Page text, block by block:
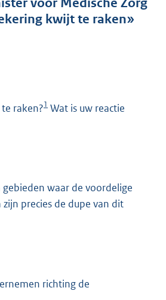
kwijt te raken»
raken?1 Wat is uw reactie
waar de voordelige
precies de dupe van dit
richting de